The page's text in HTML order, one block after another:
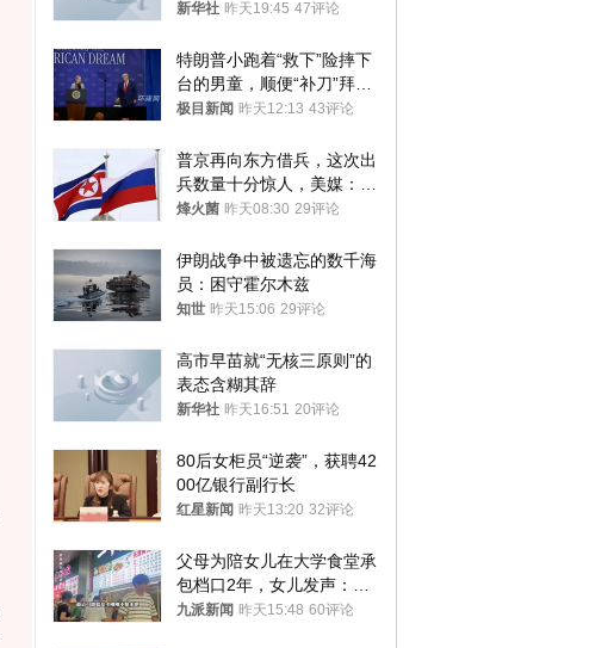
新华社 昨天19:45 47评论
特朗普小跑着“救下”险摔下
台的男童，顺便“补刀”拜
登：“我可不想他像拜登一
极目新闻 昨天12:13 43评论
普京再向东方借兵，这次出
兵数量十分惊人，美媒：俄
朝要动真格？
烽火菌 昨天08:30 29评论
伊朗战争中被遗忘的数千海
员：困守霍尔木兹
知世 昨天15:06 29评论
高市早苗就“无核三原则”的
表态含糊其辞
新华社 昨天16:51 20评论
80后女柜员“逆袭”，获聘42
00亿银行副行长
红星新闻 昨天13:20 32评论
父母为陪女儿在大学食堂承
包档口2年，女儿发声：初
衷是为了陪伴，毕业后将不
九派新闻 昨天15:48 60评论